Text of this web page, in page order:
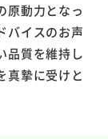
原動力となっ
バイスのお声
品質を維持し
真摯に受けと